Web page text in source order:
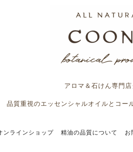
アロマ＆石けん専門
品質重視のエッセンシャルオイルとコー
ンラインショップ 精油の品質について お